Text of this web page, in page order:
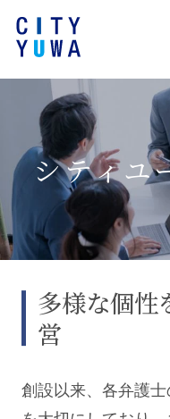
シティユ
多様な個性
営
創設以来、各弁護